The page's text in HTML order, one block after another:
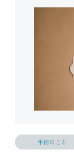
手術のこと